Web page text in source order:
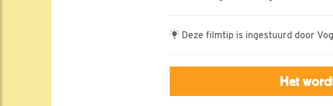
Deze filmtip is ingestuurd door
Het